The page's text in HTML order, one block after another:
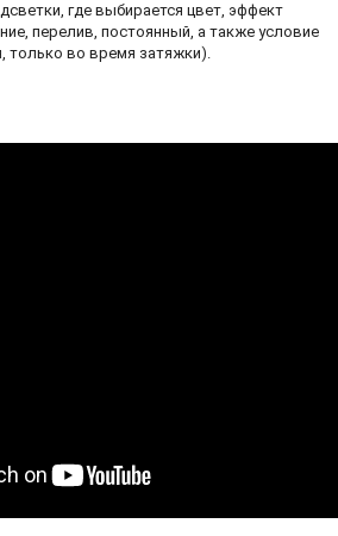
где выбирается цвет, эффект
перелив, постоянный, а также условие
только во время затяжки).